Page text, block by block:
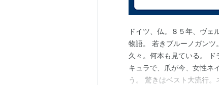
ドイツ、仏。８５年、ヴ
物語。 若きブルーノガンツ
久々。何本も見ている。
キュラで、爪が今、女性ネ
う。 驚きはベスト大流行